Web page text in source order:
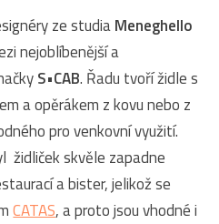
ze studiaMeneghello
nejoblíbenější a
S•CAB. Řadu tvoří židle s
a opěrákem z kovu nebo z
pro venkovní využití.
židliček skvěle zapadne
a bister, jelikož se
CATAS, a proto jsou vhodné i